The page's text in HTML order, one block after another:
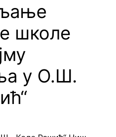
школе
у О.Ш.